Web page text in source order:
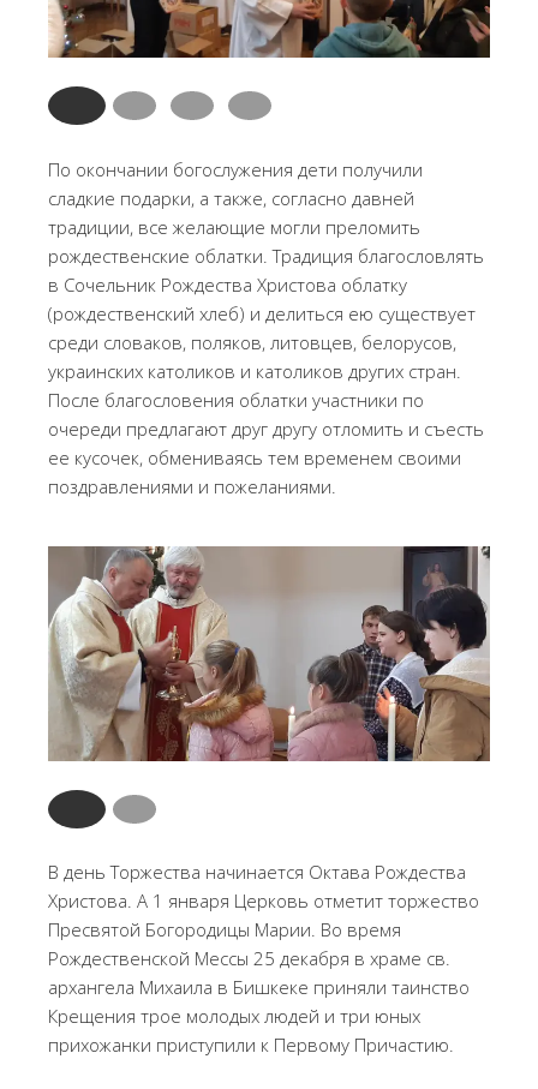
По окончании богослужения дети получили
сладкие подарки, а также, согласно давней
традиции, все желающие могли преломить
рождественские облатки. Традиция благословлять
в Сочельник Рождества Христова облатку
(рождественский хлеб) и делиться ею существует
среди словаков, поляков, литовцев, белорусов,
украинских католиков и католиков других стран.
После благословения облатки участники по
очереди предлагают друг другу отломить и съесть
ее кусочек, обмениваясь тем временем своими
поздравлениями и пожеланиями.
В день Торжества начинается Октава Рождества
Христова. А 1 января Церковь отметит торжество
Пресвятой Богородицы Марии. Во время
Рождественской Мессы 25 декабря в храме св.
архангела Михаила в Бишкеке приняли таинство
Крещения трое молодых людей и три юных
прихожанки приступили к Первому Причастию.